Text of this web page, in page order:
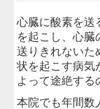
よくある質問
高血圧症
不整脈
狭心症・心筋梗塞
心臓に酸素を送
を起こし、心臓
送りきれないた
状を起こす病気
よって途絶する
本院でも年間数